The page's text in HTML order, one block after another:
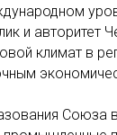
и авторитет
климат в
Союза